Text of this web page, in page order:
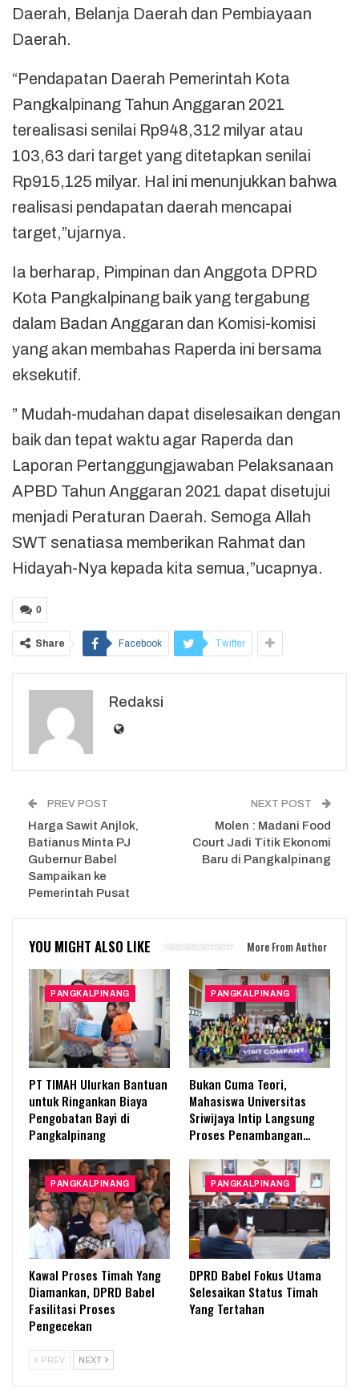
Daerah, Belanja Daerah dan Pembiayaan
Daerah.
“Pendapatan Daerah Pemerintah Kota
Pangkalpinang Tahun Anggaran 2021
terealisasi senilai Rp948,312 milyar atau
103,63 dari target yang ditetapkan senilai
Rp915,125 milyar. Hal ini menunjukkan bahwa
realisasi pendapatan daerah mencapai
target,”ujarnya.
Ia berharap, Pimpinan dan Anggota DPRD
Kota Pangkalpinang baik yang tergabung
dalam Badan Anggaran dan Komisi-komisi
yang akan membahas Raperda ini bersama
eksekutif.
” Mudah-mudahan dapat diselesaikan dengan
baik dan tepat waktu agar Raperda dan
Laporan Pertanggungjawaban Pelaksanaan
APBD Tahun Anggaran 2021 dapat disetujui
menjadi Peraturan Daerah. Semoga Allah
SWT senatiasa memberikan Rahmat dan
Hidayah-Nya kepada kita semua,”ucapnya.
0
Share Facebook Twitter
Redaksi
PREV POST
Harga Sawit Anjlok,
Batianus Minta PJ
Gubernur Babel
Sampaikan ke
Pemerintah Pusat
NEXT POST
Molen : Madani Food
Court Jadi Titik Ekonomi
Baru di Pangkalpinang
YOU MIGHT ALSO LIKE More From Author
PANGKALPINANG
PT TIMAH Ulurkan Bantuan
untuk Ringankan Biaya
Pengobatan Bayi di
Pangkalpinang
PANGKALPINANG
Bukan Cuma Teori,
Mahasiswa Universitas
Sriwijaya Intip Langsung
Proses Penambangan…
PANGKALPINANG
Kawal Proses Timah Yang
Diamankan, DPRD Babel
Fasilitasi Proses
Pengecekan
PANGKALPINANG
DPRD Babel Fokus Utama
Selesaikan Status Timah
Yang Tertahan
PREV NEXT